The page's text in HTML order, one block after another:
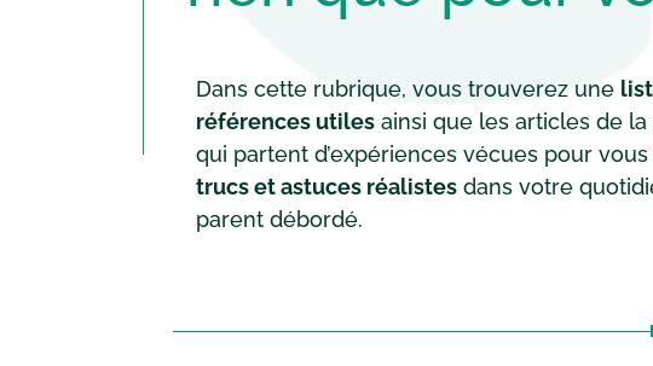
Dans cette rubrique, vous trouverez une
références utiles ainsi que les articles de
qui partent d’expériences vécues pour
trucs et astuces réalistes dans votre
parent débordé.